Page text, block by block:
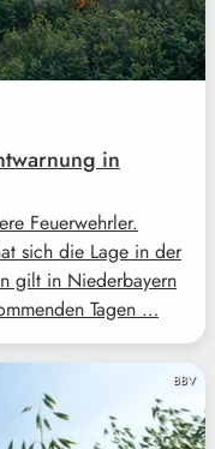
in
Feuerwehrler.
sich die Lage in der
gilt in Niederbayern
Tagen …
BBV